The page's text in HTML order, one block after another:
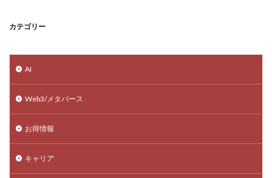
カテゴリー
AI
Web3/メタバース
お得情報
キャリア